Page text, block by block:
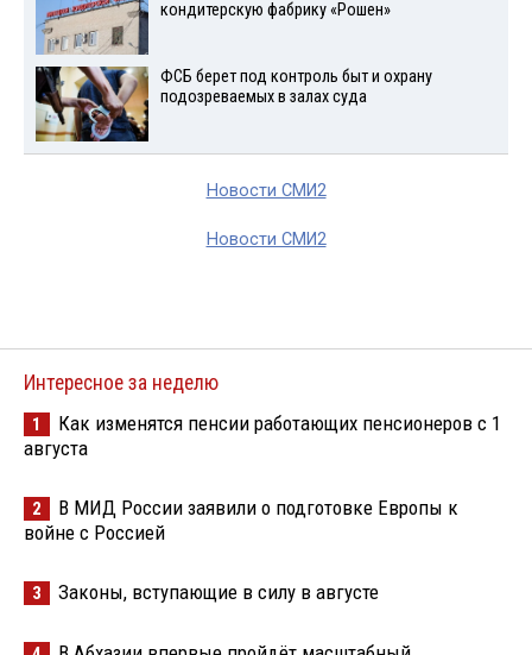
кондитерскую фабрику «Рошен»
ФСБ берет под контроль быт и охрану
подозреваемых в залах суда
Новости СМИ2
Новости СМИ2
Интересное за неделю
1
Как изменятся пенсии работающих пенсионеров с 1
августа
2
В МИД России заявили о подготовке Европы к
войне с Россией
3 Законы, вступающие в силу в августе